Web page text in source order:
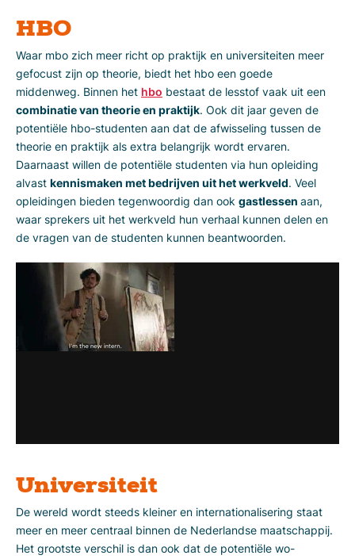
HBO
Waar mbo zich meer richt op praktijk en universiteiten meer
gefocust zijn op theorie, biedt het hbo een goede
middenweg. Binnen het hbo bestaat de lesstof vaak uit een
combinatie van theorie en praktijk. Ook dit jaar geven de
potentiële hbo-studenten aan dat de afwisseling tussen de
theorie en praktijk als extra belangrijk wordt ervaren.
Daarnaast willen de potentiële studenten via hun opleiding
alvast kennismaken met bedrijven uit het werkveld. Veel
opleidingen bieden tegenwoordig dan ook gastlessen aan,
waar sprekers uit het werkveld hun verhaal kunnen delen en
de vragen van de studenten kunnen beantwoorden.
Universiteit
De wereld wordt steeds kleiner en internationalisering staat
meer en meer centraal binnen de Nederlandse maatschappij.
Het grootste verschil is dan ook dat de potentiële wo-